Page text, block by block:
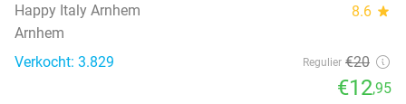
Happy Italy Arnhem 8.6 star
Arnhem
Verkocht: 3.829
Regulier €20
€12,95